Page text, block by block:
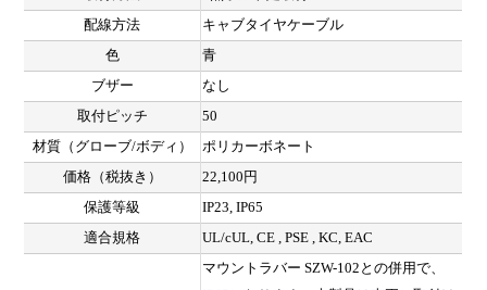
配線方法
キャブタイヤケーブル
色
青
ブザー
なし
取付ピッチ
50
材質（グローブ/ボディ）
ポリカーボネート
価格（税抜き）
22,100円
保護等級
IP23, IP65
適合規格
UL/cUL, CE , PSE , KC, EAC
マウントラバー SZW-102との併用で、